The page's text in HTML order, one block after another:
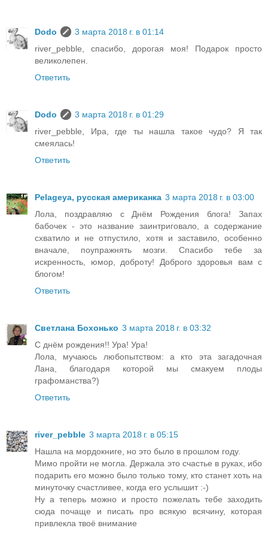
Dodo
3 марта 2018 г. в 01:14
river_pebble, спасибо, дорогая моя! Подарок просто
великолепен.
Ответить
Dodo
3 марта 2018 г. в 01:29
river_pebble, Ира, где ты нашла такое чудо? Я так
смеялась!
Ответить
Pelageya, русская американка 3 марта 2018 г. в 03:00
Лола, поздравляю с Днём Рождения блога! Запах
бабочек - это название заинтриговало, а содержание
схватило и не отпустило, хотя и заставило, особенно
вначале, поупражнять мозги. Спасибо тебе за
искренность, юмор, доброту! Доброго здоровья вам с
блогом!
Ответить
Светлана Бохонько 3 марта 2018 г. в 03:32
С днём рождения!! Ура! Ура!
Лола, мучаюсь любопытством: а кто эта загадочная
Лана, благодаря которой мы смакуем плоды
графоманства?)
Ответить
river_pebble 3 марта 2018 г. в 05:15
Нашла на мордокниге, но это было в прошлом году.
Мимо пройти не могла. Держала это счастье в руках, ибо
подарить его можно было только тому, кто станет хоть на
минуточку счастливее, когда его услышит :-)
Ну а теперь можно и просто пожелать тебе заходить
сюда почаще и писать про всякую всячину, которая
привлекла твоё внимание